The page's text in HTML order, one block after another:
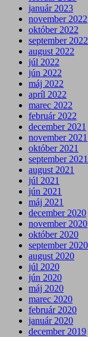
január 2023
november 2022
október 2022
september 2022
august 2022
júl 2022
jún 2022
máj 2022
apríl 2022
marec 2022
február 2022
december 2021
november 2021
október 2021
september 2021
august 2021
júl 2021
jún 2021
máj 2021
december 2020
november 2020
október 2020
september 2020
august 2020
júl 2020
jún 2020
máj 2020
marec 2020
február 2020
január 2020
december 2019